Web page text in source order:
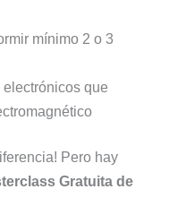
mínimo 2 o 3
que
Pero hay
Gratuita de